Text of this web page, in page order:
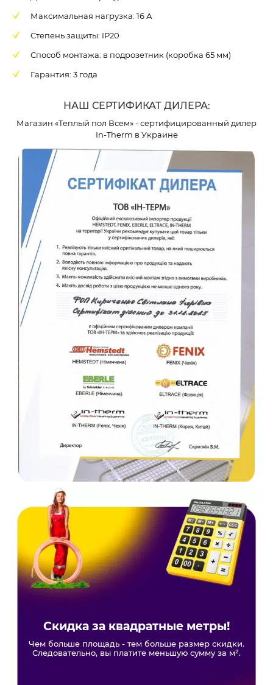
Максимальная нагрузка: 16 А
Степень защиты: IP20
Способ монтажа: в подрозетник (коробка 65 мм)
Гарантия: 3 года
НАШ СЕРТИФИКАТ ДИЛЕРА:
Магазин «Теплый пол Всем» - сертифицированный дилер
In-Therm в Украине
Скидка за квадратные метры!
Чем больше площадь - тем больше размер скидки.
Следовательно, вы платите меньшую сумму за м².